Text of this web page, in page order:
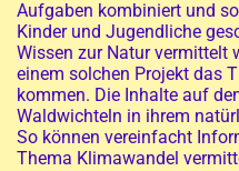
Aufgaben kombiniert und
Kinder und Jugendliche
Wissen zur Natur vermittelt
einem solchen Projekt das
kommen. Die Inhalte auf
Waldwichteln in ihrem
So können vereinfacht
Thema Klimawandel